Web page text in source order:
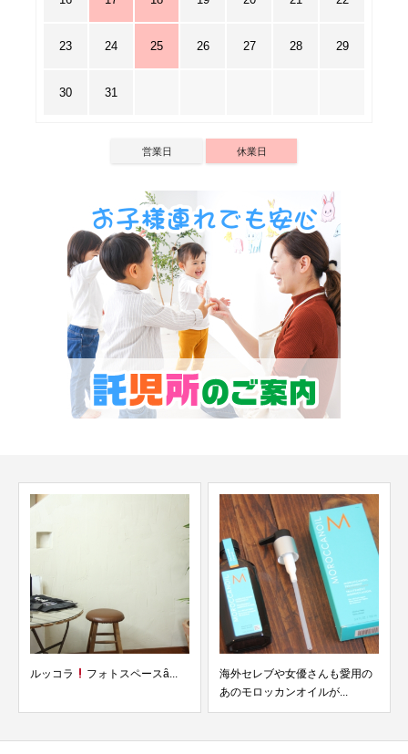
23 24 25 26 27 28 29
30 31
営業日 休業日
ルッコラ フォトスペースȃ...
海外セレブや女優さんも愛用の
あのモロッカンオイルが...